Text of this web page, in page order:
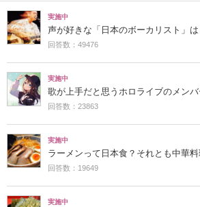
実施中
声が好きな「日本のボーカリスト」は
回答数：49476
実施中
歌が上手だと思うホロライブのメンバ
回答数：23863
実施中
ラーメンって日本食？それとも中華料
回答数：19649
実施中